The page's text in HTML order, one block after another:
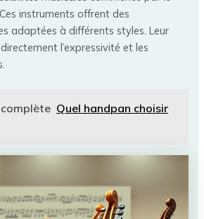
instruments offrent des
adaptées à différents styles. Leur
l’expressivité et les
Quel handpan choisir